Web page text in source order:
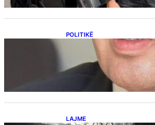
POLITIKË
Përplasja VV-LDK
Kërçeli i përgjigjet
aleancën me SHBA-
LAJME